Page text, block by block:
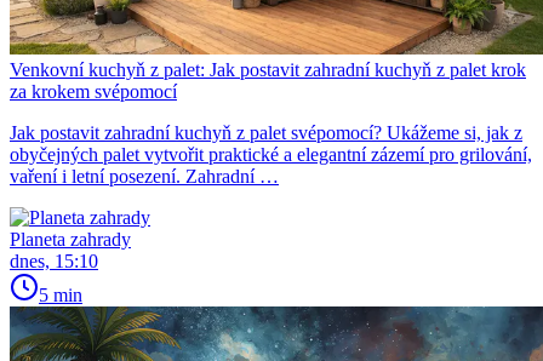
Venkovní kuchyň z palet: Jak postavit zahradní kuchyň z palet krok
za krokem svépomocí
Jak postavit zahradní kuchyň z palet svépomocí? Ukážeme si, jak z
obyčejných palet vytvořit praktické a elegantní zázemí pro grilování,
vaření i letní posezení. Zahradní …
Planeta zahrady
dnes, 15:10
5 min